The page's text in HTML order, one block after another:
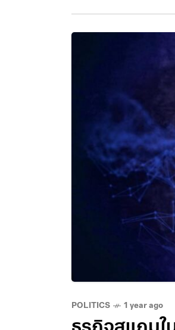
มาจากบันทึกความเข้าใ
เจตนารมณ์ร่วมกันในกา
POLITICS 1 year ago